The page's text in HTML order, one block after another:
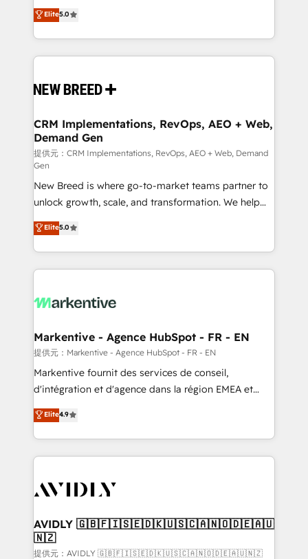
の一部をAIが自律実行する組織への移行を設計・実装。
Breeze・Claude等をHubSpotと連携させ、役割定義・
革を、構想から実装・定着までPMOとして主導。「設
の統合・浸透・変革管理を実行します。 ▸ CMS戦略設
計・構築：リード獲得・CVR・SEOを前提にした情報設
計・導線設計・テンプレート設計をContent Hubで一体
提供。 ▸ 既存CRM・MAからの移行支援：Salesforce・
Marketo・Pardot等からの移行、カスタム設計、履歴
データ移行と活用設計まで。 ▸ AEO対応：ChatGPT・
ンツとサイト構造を最適化。 🏆 なぜ100incを選ぶの
か？ ✓ HubSpot Eliteパートナー認定 ✓ HubSpotアワ
ード受賞・HUGリーダー ✓ ISO27001:2022 /
HubSpot大百科 出版 CRM・AI活用に関するご相談、現
せください。
into a revenue engine. Our unified ecosystem
includes specialized divisions Globalia (AI &
Software) and Point Success Media (Paid Media),
making this the official home for all three brands. 🔄
and system integrations powered by Globalia’s
trainers to drive platform adoption. 📈 Revenue
Generation - Full-funnel marketing and high-
performance advertising via Point Success Media. -
Expert deployment of Breeze AI and custom agents
to automate growth. 🏆 Elite Excellence - 8 platform
accreditations and deep HIPAA-compliance
expertise. - A team of 250+ experts dedicated to
your resilient growth.
Elite5.0
CRM Implementations, RevOps, AEO + Web,
Demand Gen
提供元：CRM Implementations, RevOps, AEO + Web, Demand
Gen
New Breed is where go-to-market teams partner to
unlock growth, scale, and transformation. We help
companies activate HubSpot’s AI-powered
customer platform and operationalize HubSpot’s
Loop Marketing framework through expert-led
services, smart agents, and purpose-built apps,
results, fast. ⚙️CRM & RevOps: Align all Hubs to your
🎯Demand Gen & ABM: Drive pipeline with inbound,
ABM, AEO, SEO, & paid media. 👩‍💻Web Design:
Build high-performing websites with UX, messaging,
& conversion strategy that drive results. 🤖AI
AI, & maximize AEO with tailored AI services. 🧩
Integrations: Extend HubSpot with custom
Elite5.0
Markentive - Agence HubSpot - FR - EN
提供元：Markentive - Agence HubSpot - FR - EN
Markentive fournit des services de conseil,
d'intégration et d'agence dans la région EMEA et
North America. Avec plus de 115 experts en
marketing automation, Growth, Revops, CRM et
webdesign. Markentive is both a consulting firm, a
digital agency and an integrator. With over 115
CRM and webdesign (We focus on EMEA - USA
Elite4.9
AVIDLY 🇬🇧🇫🇮🇸🇪🇩🇰🇺🇸🇨🇦🇳🇴🇩🇪🇦🇺
🇳🇿
提供元：AVIDLY 🇬🇧🇫🇮🇸🇪🇩🇰🇺🇸🇨🇦🇳🇴🇩🇪🇦🇺🇳🇿